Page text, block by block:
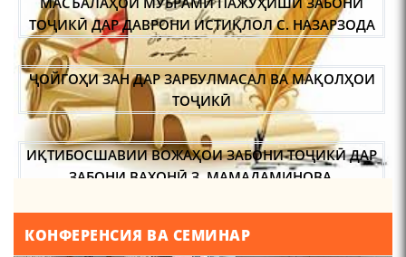
Что знают в Ташкенте о
Мирзо Турсунзаде, чьим
именем назвали станцию
метро?
ТОҶИКӢ ДАР ДАВРОНИ ИСТИҚЛОЛ С. НАЗАРЗОДА
ҶОЙГОҲИ ЗАН ДАР ЗАРБУЛМАСАЛ ВА МАҚОЛҲОИ
ТОҶИКӢ
ИҚТИБОСШАВИИ ВОЖАҲОИ ЗАБОНИ ТОҶИКӢ ДАР
ЗАБОНИ ВАХОНӢ З. МАМАДАМИНОВА.
ТАҲҚИҚ ВА РАМЗКУШОИИ БАРХЕ АЗ ВОЖАҲОИ
ҶУҒРОФИИ ВАРЗОБ (ДАР АСОСИ МАВОДИ
КОНФЕРЕНСИЯ ВА СЕМИНАР